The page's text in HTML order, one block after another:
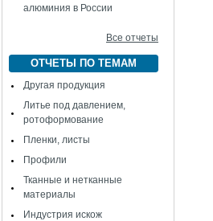
алюминия в России
Все отчеты
ОТЧЕТЫ ПО ТЕМАМ
Другая продукция
Литье под давлением,
ротоформование
Пленки, листы
Профили
Тканные и нетканные
материалы
Индустрия искож